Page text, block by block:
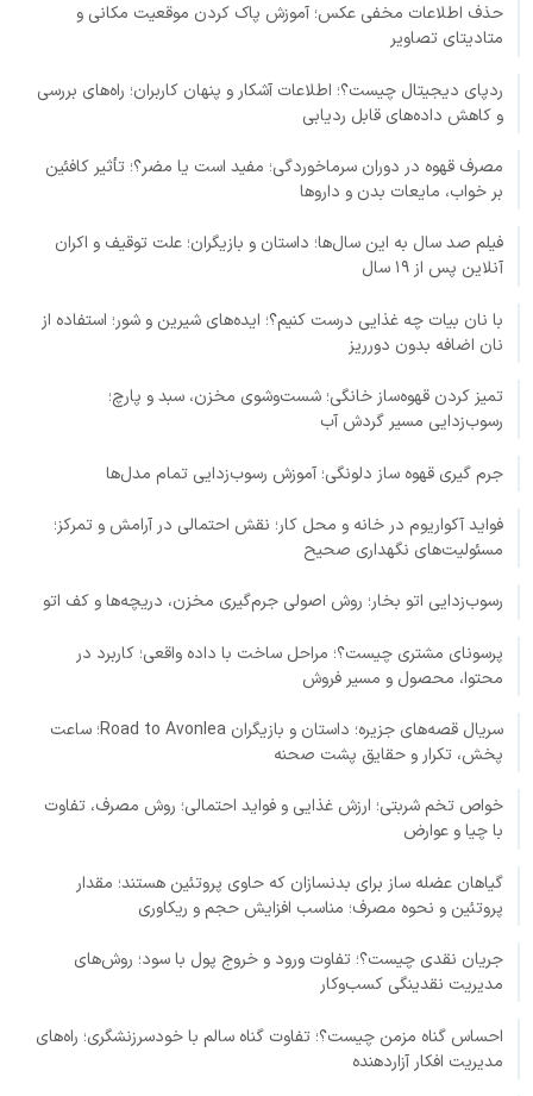
حذف اطلاعات مخفی عکس؛ آموزش پاک کردن موقعیت مکانی و
متادیتای تصاویر
ردپای دیجیتال چیست؟؛ اطلاعات آشکار و پنهان کاربران؛ راه‌های بررسی
و کاهش داده‌های قابل ردیابی
مصرف قهوه در دوران سرماخوردگی؛ مفید است یا مضر؟؛ تأثیر کافئین
بر خواب، مایعات بدن و داروها
فیلم صد سال به این سال‌ها؛ داستان و بازیگران؛ علت توقیف و اکران
آنلاین پس از ۱۹ سال
با نان بیات چه غذایی درست کنیم؟؛ ایده‌های شیرین و شور؛ استفاده از
نان اضافه بدون دورریز
تمیز کردن قهوه‌ساز خانگی؛ شست‌وشوی مخزن، سبد و پارچ؛
رسوب‌زدایی مسیر گردش آب
جرم گیری قهوه ساز دلونگی؛ آموزش رسوب‌زدایی تمام مدل‌ها
فواید آکواریوم در خانه و محل کار؛ نقش احتمالی در آرامش و تمرکز؛
مسئولیت‌های نگهداری صحیح
رسوب‌زدایی اتو بخار؛ روش اصولی جرم‌گیری مخزن، دریچه‌ها و کف اتو
پرسونای مشتری چیست؟؛ مراحل ساخت با داده واقعی؛ کاربرد در
محتوا، محصول و مسیر فروش
سریال قصه‌های جزیره؛ داستان و بازیگران Road to Avonlea؛ ساعت
پخش، تکرار و حقایق پشت صحنه
خواص تخم شربتی؛ ارزش غذایی و فواید احتمالی؛ روش مصرف، تفاوت
با چیا و عوارض
گیاهان عضله ساز برای بدنسازان که حاوی پروتئین هستند؛ مقدار
پروتئین و نحوه مصرف؛ مناسب افزایش حجم و ریکاوری
جریان نقدی چیست؟؛ تفاوت ورود و خروج پول با سود؛ روش‌های
مدیریت نقدینگی کسب‌وکار
احساس گناه مزمن چیست؟؛ تفاوت گناه سالم با خودسرزنشگری؛ راه‌های
مدیریت افکار آزاردهنده